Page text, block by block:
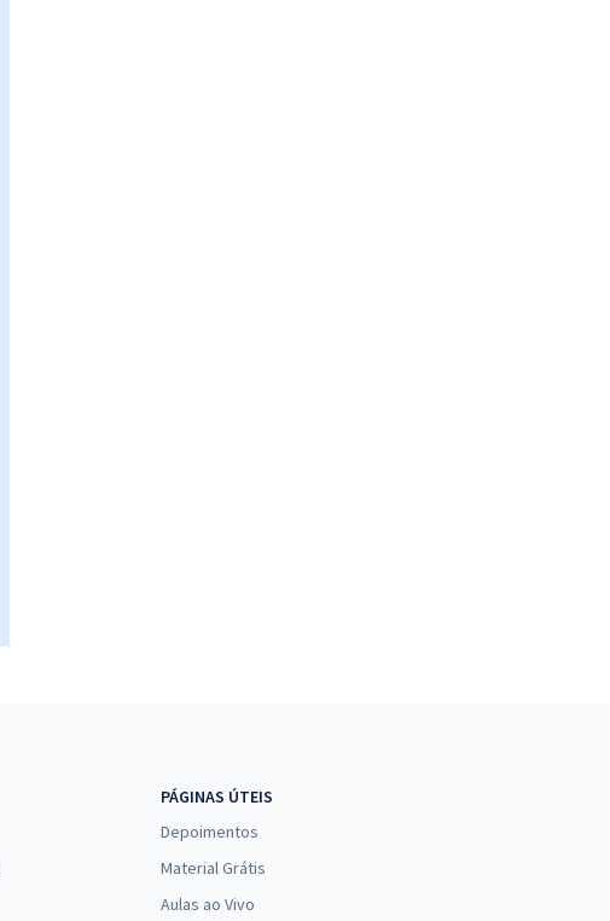
PÁGINAS ÚTEIS
Depoimentos
Material Grátis
Aulas ao Vivo